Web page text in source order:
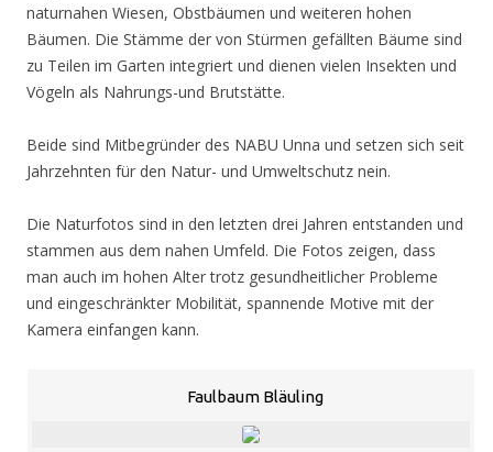
naturnahen Wiesen, Obstbäumen und weiteren hohen
Bäumen. Die Stämme der von Stürmen gefällten Bäume sind
zu Teilen im Garten integriert und dienen vielen Insekten und
Vögeln als Nahrungs-und Brutstätte.
Beide sind Mitbegründer des NABU Unna und setzen sich seit
Jahrzehnten für den Natur- und Umweltschutz nein.
Die Naturfotos sind in den letzten drei Jahren entstanden und
stammen aus dem nahen Umfeld. Die Fotos zeigen, dass
man auch im hohen Alter trotz gesundheitlicher Probleme
und eingeschränkter Mobilität, spannende Motive mit der
Kamera einfangen kann.
Faulbaum Bläuling